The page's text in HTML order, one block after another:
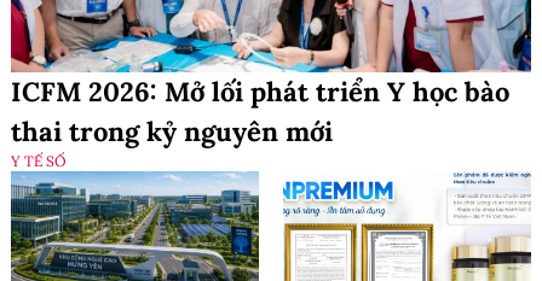
Xem thêm
Chuyển đổi số